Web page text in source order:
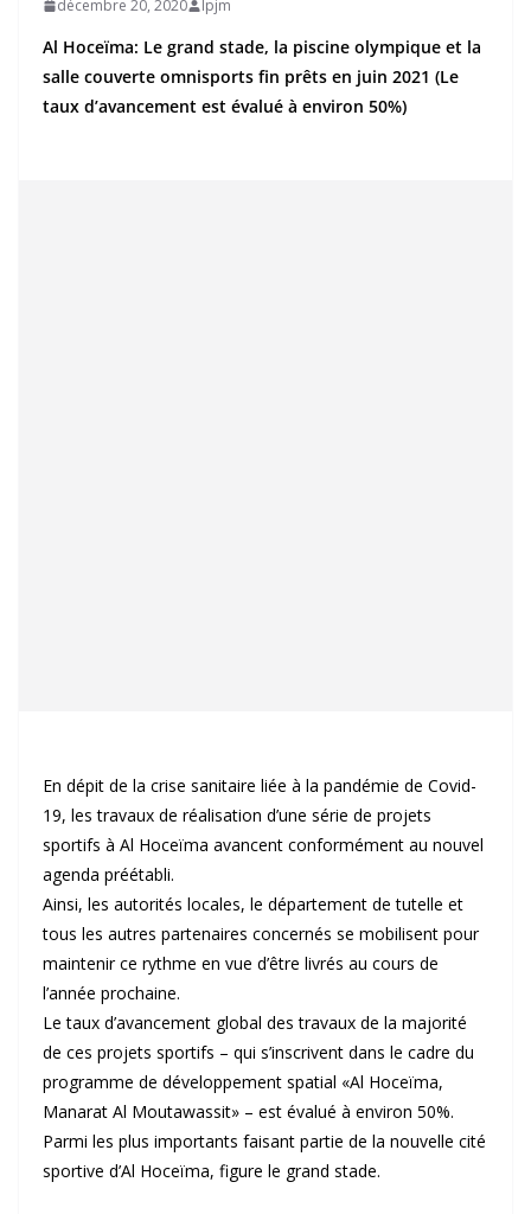
décembre 20, 2020 lpjm
Al Hoceïma: Le grand stade, la piscine olympique et la
salle couverte omnisports fin prêts en juin 2021 (Le
taux d’avancement est évalué à environ 50%)
En dépit de la crise sanitaire liée à la pandémie de Covid-
19, les travaux de réalisation d’une série de projets
sportifs à Al Hoceïma avancent conformément au nouvel
agenda préétabli.
Ainsi, les autorités locales, le département de tutelle et
tous les autres partenaires concernés se mobilisent pour
maintenir ce rythme en vue d’être livrés au cours de
l’année prochaine.
Le taux d’avancement global des travaux de la majorité
de ces projets sportifs – qui s’inscrivent dans le cadre du
programme de développement spatial «Al Hoceïma,
Manarat Al Moutawassit» – est évalué à environ 50%.
Parmi les plus importants faisant partie de la nouvelle cité
sportive d’Al Hoceïma, figure le grand stade.